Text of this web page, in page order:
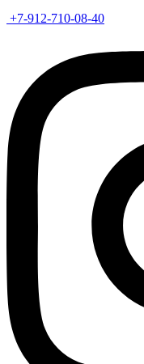
+7-912-710-08-40